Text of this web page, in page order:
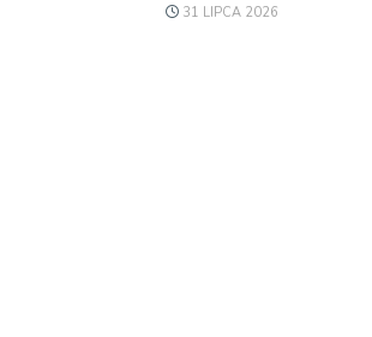
31 LIPCA 2026